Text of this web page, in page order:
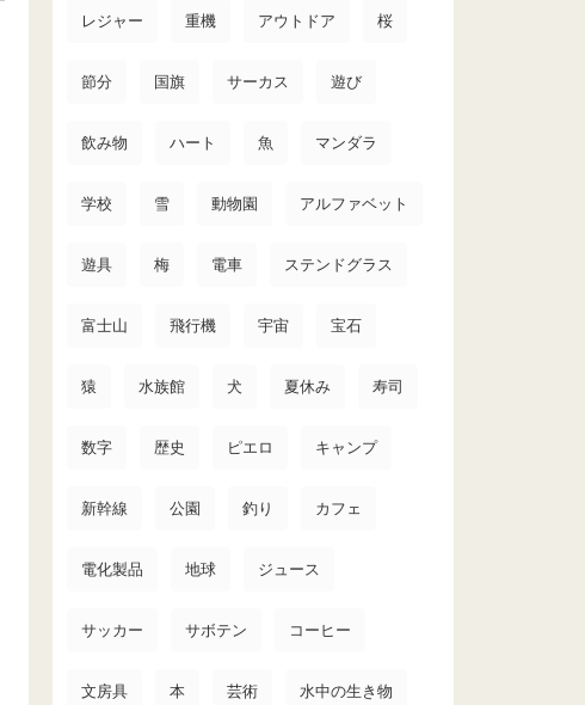
レジャー 重機 アウトドア 桜
節分 国旗 サーカス 遊び
飲み物 ハート 魚 マンダラ
学校 雪 動物園 アルファベット
遊具 梅 電車 ステンドグラス
富士山 飛行機 宇宙 宝石
猿 水族館 犬 夏休み 寿司
数字 歴史 ピエロ キャンプ
新幹線 公園 釣り カフェ
電化製品 地球 ジュース
サッカー サボテン コーヒー
文房具 本 芸術 水中の生き物